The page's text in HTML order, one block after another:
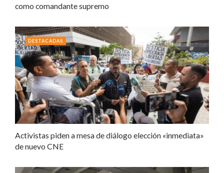
como comandante supremo
Activistas piden a mesa de diálogo elección «inmediata»
de nuevo CNE
DESTACADAS